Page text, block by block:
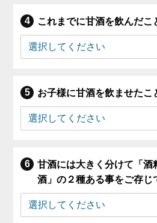
これまでに甘酒を飲んだこ
お子様に甘酒を飲ませたこ
甘酒には大きく分けて「酒
酒」の２種ある事をご存じ